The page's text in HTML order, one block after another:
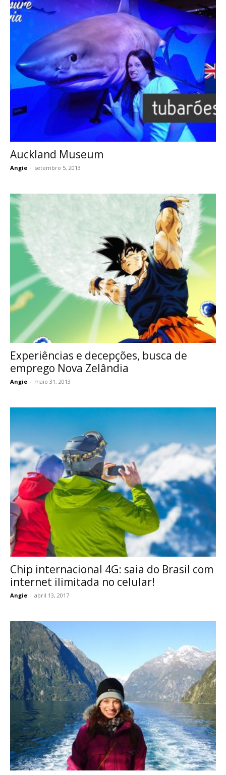
Auckland Museum
Angie - setembro 5, 2013
Experiências e decepções, busca de
emprego Nova Zelândia
Angie - maio 31, 2013
Chip internacional 4G: saia do Brasil com
internet ilimitada no celular!
Angie - abril 13, 2017